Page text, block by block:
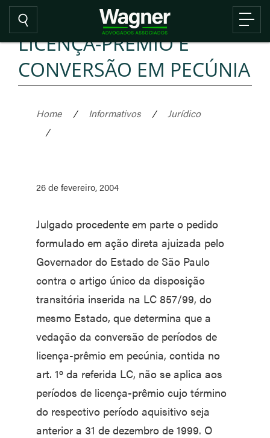
LICENÇA-PRÊMIO E
CONVERSÃO EM PECÚNIA
Home / Informativos /
Jurídico
/
26 de fevereiro, 2004
Julgado procedente em parte o pedido
formulado em ação direta ajuizada pelo
Governador do Estado de São Paulo
contra o artigo único da disposição
transitória inserida na LC 857/99, do
mesmo Estado, que determina que a
vedação da conversão de períodos de
licença-prêmio em pecúnia, contida no
art. 1º da referida LC, não se aplica aos
períodos de licença-prêmio cujo término
do respectivo período aquisitivo seja
anterior a 31 de dezembro de 1999. O